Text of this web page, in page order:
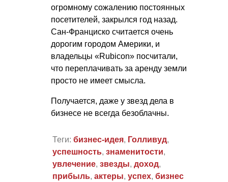
огромному сожалению постоянных
посетителей, закрылся год назад.
Сан-Франциско считается очень
дорогим городом Америки, и
владельцы «Rubicon» посчитали,
что переплачивать за аренду земли
просто не имеет смысла.
Получается, даже у звезд дела в
бизнесе не всегда безоблачны.
Теги: бизнес-идея, Голливуд,
успешность, знаменитости,
увлечение, звезды, доход,
прибыль, актеры, успех, бизнес